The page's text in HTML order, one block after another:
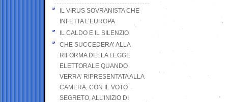
IL VIRUS SOVRANISTA CHE
INFETTA L’EUROPA
IL CALDO E IL SILENZIO
CHE SUCCEDERA’ ALLA
RIFORMA DELLA LEGGE
ELETTORALE QUANDO
VERRA’ RIPRESENTATA ALLA
CAMERA, CON IL VOTO
SEGRETO, ALL’INIZIO DI